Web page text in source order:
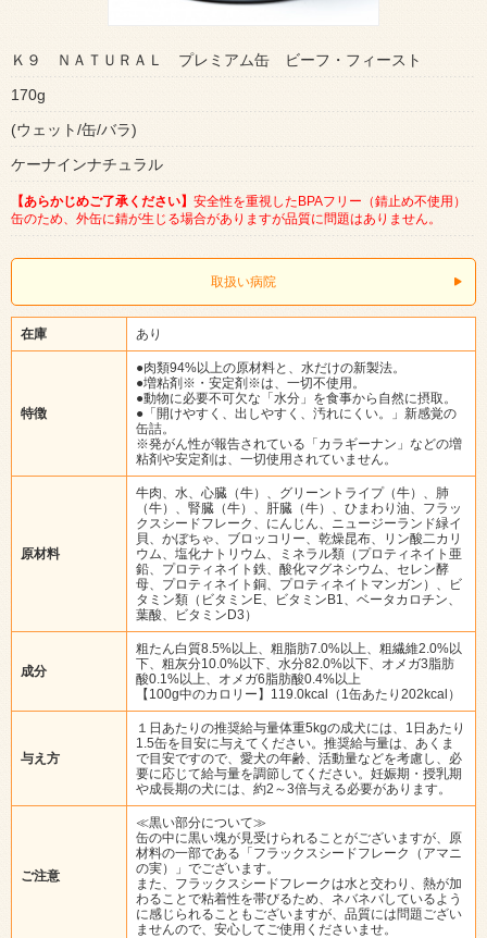
Ｋ９ ＮＡＴＵＲＡＬ プレミアム缶 ビーフ・フィースト
170g
(ウェット/缶/バラ)
ケーナインナチュラル
【あらかじめご了承ください】 安全性を重視したBPAフリー（錆止め不使用）
缶のため、外缶に錆が生じる場合がありますが品質に問題はありません。
取扱い病院
在庫 あり
特徴
●肉類94%以上の原材料と、水だけの新製法。
●増粘剤※・安定剤※は、一切不使用。
●動物に必要不可欠な「水分」を食事から自然に摂取。
●「開けやすく、出しやすく、汚れにくい。」新感覚の
缶詰。
※発がん性が報告されている「カラギーナン」などの増
粘剤や安定剤は、一切使用されていません。
原材料
牛肉、水、心臓（牛）、グリーントライプ（牛）、肺
（牛）、腎臓（牛）、肝臓（牛）、ひまわり油、フラッ
クスシードフレーク、にんじん、ニュージーランド緑イ
貝、かぼちゃ、ブロッコリー、乾燥昆布、リン酸二カリ
ウム、塩化ナトリウム、ミネラル類（プロティネイト亜
鉛、プロティネイト鉄、酸化マグネシウム、セレン酵
母、プロティネイト銅、プロティネイトマンガン）、ビ
タミン類（ビタミンE、ビタミンB1、ベータカロチン、
葉酸、ビタミンD3）
成分
粗たん白質8.5%以上、粗脂肪7.0%以上、粗繊維2.0%以
下、粗灰分10.0%以下、水分82.0%以下、オメガ3脂肪
酸0.1%以上、オメガ6脂肪酸0.4%以上
【100g中のカロリー】119.0kcal（1缶あたり202kcal）
与え方
１日あたりの推奨給与量体重5kgの成犬には、1日あたり
1.5缶を目安に与えてください。推奨給与量は、あくま
で目安ですので、愛犬の年齢、活動量などを考慮し、必
要に応じて給与量を調節してください。妊娠期・授乳期
や成長期の犬には、約2～3倍与える必要があります。
ご注意
≪黒い部分について≫
缶の中に黒い塊が見受けられることがございますが、原
材料の一部である「フラックスシードフレーク（アマニ
の実）」でございます。
また、フラックスシードフレークは水と交わり、熱が加
わることで粘着性を帯びるため、ネバネバしているよう
に感じられることもございますが、品質には問題ござい
ませんので、安心してご使用くださいませ。